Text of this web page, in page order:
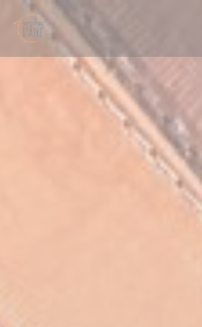
Painel de Gerenciamento de Cookies